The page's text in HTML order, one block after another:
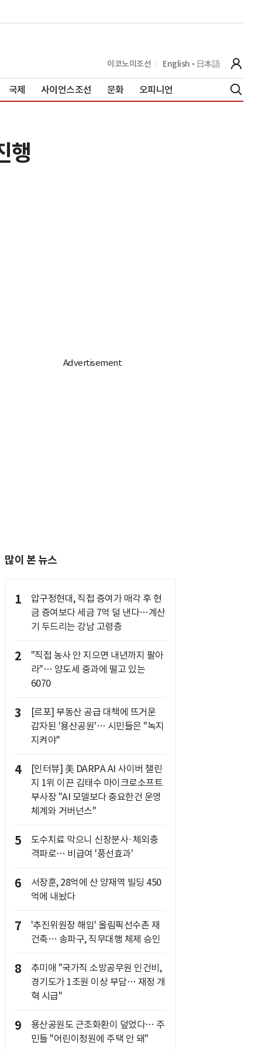
이코노미조선 English 日本語
국제 사이언스조선 문화 오피니언
행
많이 본 뉴스
1
압구정현대, 직접 증여가 매각 후 현
금 증여보다 세금 7억 덜 낸다…계산
기 두드리는 강남 고령층
2
"직접 농사 안 지으면 내년까지 팔아
라"… 양도세 중과에 떨고 있는
6070
3
[르포] 부동산 공급 대책에 뜨거운
감자된 '용산공원'… 시민들은 "녹지
지켜야"
4
[인터뷰] 美 DARPA AI 사이버 챌린
지 1위 이끈 김태수 마이크로소프트
부사장 "AI 모델보다 중요한건 운영
체계와 거버넌스"
5
도수치료 막으니 신장분사·체외충
격파로… 비급여 '풍선효과'
6
서장훈, 28억에 산 양재역 빌딩 450
억에 내놨다
7
'추진위원장 해임' 올림픽선수촌 재
건축… 송파구, 직무대행 체제 승인
8
추미애 "국가직 소방공무원 인건비,
경기도가 1조원 이상 부담… 재정 개
혁 시급"
9
용산공원도 근조화환이 덮었다… 주
민들 "어린이정원에 주택 안 돼"